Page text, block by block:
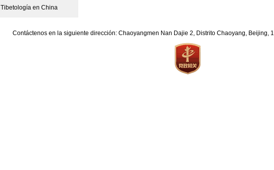
Tibetología en China
Contáctenos en la siguiente dirección: Chaoyangmen Nan Dajie 2, Distrito Chaoyang, Beijing,